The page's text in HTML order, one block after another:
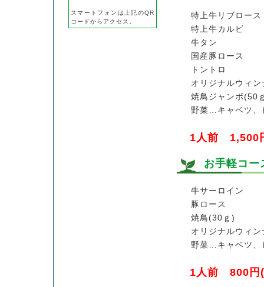
スマートフォンは上記のQR
コードからアクセス。
特上牛リブロース
特上牛カルビ
牛タン
国産豚ロース
トントロ
オリジナルウィン
焼鳥ジャンボ(50
野菜…キャベツ、
1人前 1,500
お手軽コー
牛サーロイン
豚ロース
焼鳥(30ｇ)
オリジナルウィン
野菜…キャベツ、
1人前 800円